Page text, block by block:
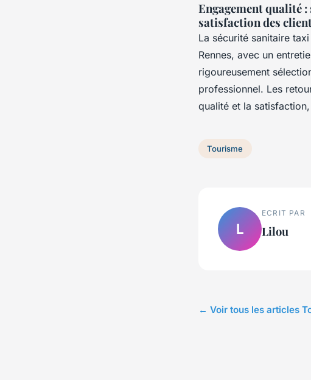
Engagement qualité
satisfaction des
La sécurité sanitaire
Rennes, avec un
rigoureusement
professionnel. Les
qualité et la
Tourisme
L
ECRIT PAR
Lilou
← Voir tous les articles